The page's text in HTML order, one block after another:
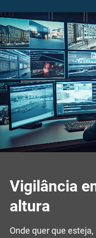
Vigilância
altura
Onde quer que